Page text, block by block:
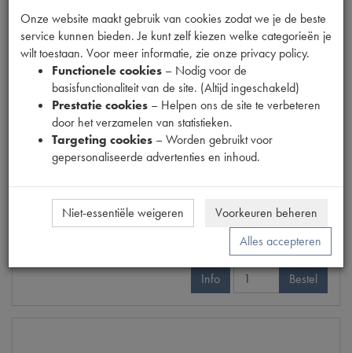
€ 0,22
(€ 0,18 excl. btw)
Info Bestel
BOUT AANDR.AS/POELIE BOUT
Model2CV/11CV 11D
Productnummer1540104
A5.0915 | A50915
Maten [PW8/1] M9X25
Info Bestel
Onze website maakt gebruik van cookies zodat we je de beste
service kunnen bieden. Je kunt zelf kiezen welke categorieën je
wilt toestaan. Voor meer informatie, zie onze privacy policy.
Functionele cookies – Nodig voor de
basisfunctionaliteit van de site. (Altijd ingeschakeld)
Prestatie cookies – Helpen ons de site te verbeteren
door het verzamelen van statistieken.
Targeting cookies – Worden gebruikt voor
gepersonaliseerde advertenties en inhoud.
Niet-essentiële weigeren
Voorkeuren beheren
Alles accepteren